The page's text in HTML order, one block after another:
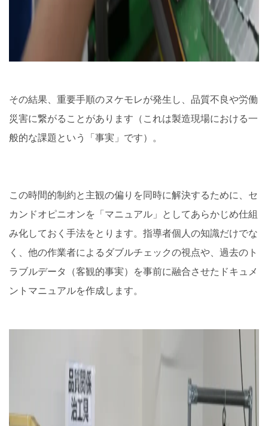
その結果、重要手順のヌケモレが発生し、品質不良や労働
災害に繋がることがあります（これは製造現場における一
般的な課題という「事実」です）。
この時間的制約と主観の偏りを同時に解決するために、セ
カンドオピニオンを「マニュアル」としてあらかじめ仕組
み化しておく手法をとります。指導者個人の知識だけでな
く、他の作業者によるダブルチェックの視点や、過去のト
ラブルデータ（客観的事実）を事前に融合させたドキュメ
ントマニュアルを作成します。